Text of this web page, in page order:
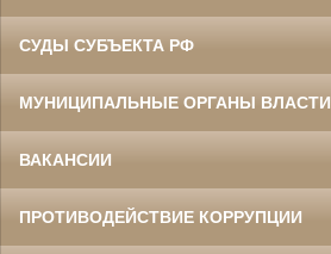
СУДЫ СУБЪЕКТА РФ
МУНИЦИПАЛЬНЫЕ ОРГАНЫ ВЛАСТИ
ВАКАНСИИ
ПРОТИВОДЕЙСТВИЕ КОРРУПЦИИ